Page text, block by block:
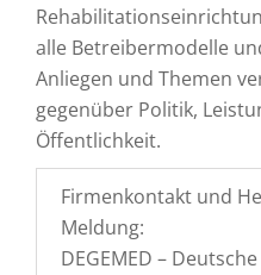
alle Betreibermodelle
Anliegen und Themen
gegenüber Politik,
Öffentlichkeit.
Firmenkontakt und
Meldung:
DEGEMED –